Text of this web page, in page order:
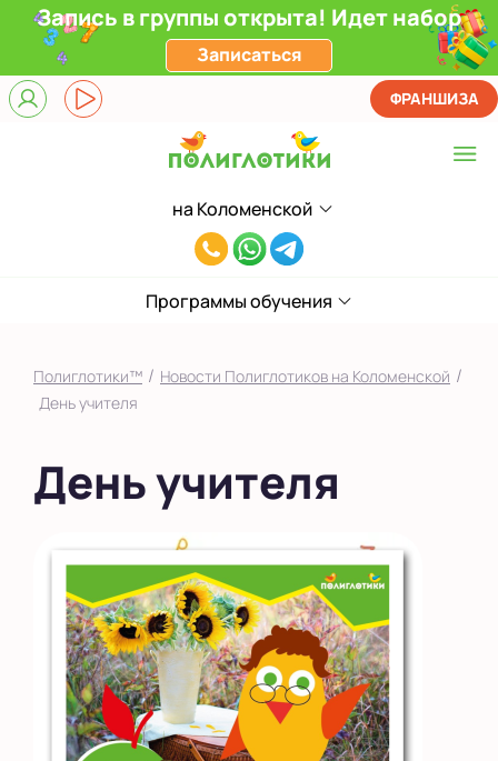
Запись в группы открыта! Идет набор
Записаться
на Коломенской
Выберите центр
Верхние Лихоборы
ЖК Прокшино
в Южном Бутово
во Внуково
на Беломорской
на Домодедовской
на Коломенской
в Московской
области
8(929)520-
80
ФРАНШИЗА
Программы обучения
Полиглотики™ / Новости Полиглотиков на Коломенской /
День учителя
День учителя